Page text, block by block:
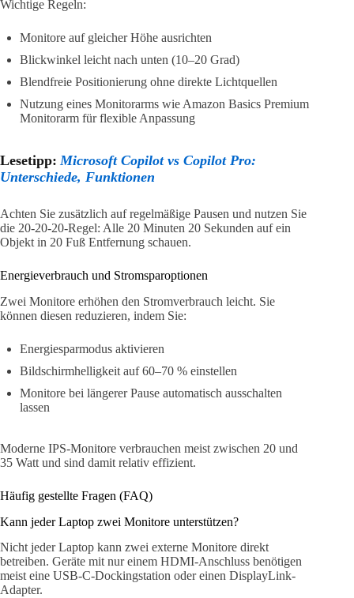
Wichtige Regeln:
Monitore auf gleicher Höhe ausrichten
Blickwinkel leicht nach unten (10–20 Grad)
Blendfreie Positionierung ohne direkte Lichtquellen
Nutzung eines Monitorarms wie Amazon Basics Premium
Monitorarm für flexible Anpassung
Lesetipp: Microsoft Copilot vs Copilot Pro:
Unterschiede, Funktionen
Achten Sie zusätzlich auf regelmäßige Pausen und nutzen Sie
die 20-20-20-Regel: Alle 20 Minuten 20 Sekunden auf ein
Objekt in 20 Fuß Entfernung schauen.
Energieverbrauch und Stromsparoptionen
Zwei Monitore erhöhen den Stromverbrauch leicht. Sie
können diesen reduzieren, indem Sie:
Energiesparmodus aktivieren
Bildschirmhelligkeit auf 60–70 % einstellen
Monitore bei längerer Pause automatisch ausschalten
lassen
Moderne IPS-Monitore verbrauchen meist zwischen 20 und
35 Watt und sind damit relativ effizient.
Häufig gestellte Fragen (FAQ)
Kann jeder Laptop zwei Monitore unterstützen?
Nicht jeder Laptop kann zwei externe Monitore direkt
betreiben. Geräte mit nur einem HDMI-Anschluss benötigen
meist eine USB-C-Dockingstation oder einen DisplayLink-
Adapter.